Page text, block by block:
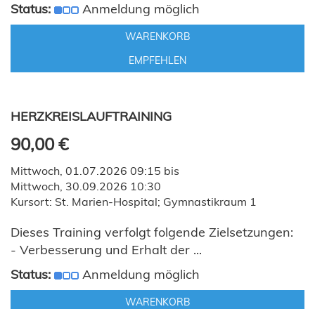
Status:
Anmeldung möglich
WARENKORB
EMPFEHLEN
HERZKREISLAUFTRAINING
90,00 €
Mittwoch, 01.07.2026 09:15 bis
Mittwoch, 30.09.2026 10:30
Kursort: St. Marien-Hospital; Gymnastikraum 1
Dieses Training verfolgt folgende Zielsetzungen:
- Verbesserung und Erhalt der ...
Status:
Anmeldung möglich
WARENKORB